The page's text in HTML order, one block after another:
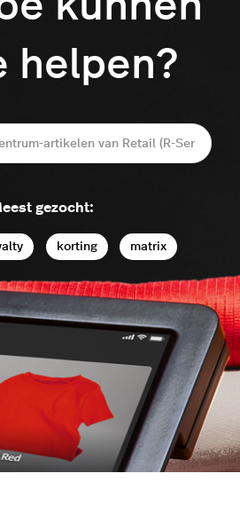
helpen?
gezocht:
korting matrix